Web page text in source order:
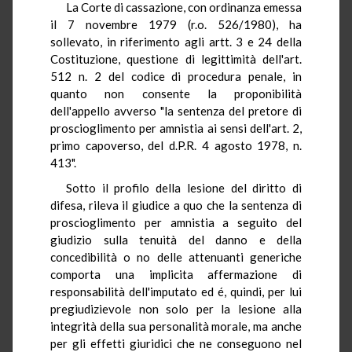
La Corte di cassazione, con ordinanza emessa
il 7 novembre 1979 (r.o. 526/1980), ha
sollevato, in riferimento agli artt. 3 e 24 della
Costituzione, questione di legittimità dell'art.
512 n. 2 del codice di procedura penale, in
quanto non consente la proponibilità
dell'appello avverso "la sentenza del pretore di
proscioglimento per amnistia ai sensi dell'art. 2,
primo capoverso, del d.P.R. 4 agosto 1978, n.
413".
Sotto il profilo della lesione del diritto di
difesa, rileva il giudice a quo che la sentenza di
proscioglimento per amnistia a seguito del
giudizio sulla tenuità del danno e della
concedibilità o no delle attenuanti generiche
comporta una implicita affermazione di
responsabilità dell'imputato ed é, quindi, per lui
pregiudizievole non solo per la lesione alla
integrità della sua personalità morale, ma anche
per gli effetti giuridici che ne conseguono nel